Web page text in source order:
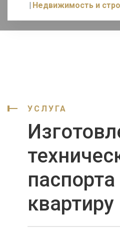
Недвижимость и
УСЛУГА
паспорта
квартиру